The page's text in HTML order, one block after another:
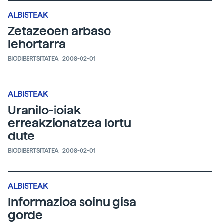
ALBISTEAK
Zetazeoen arbaso
lehortarra
BIODIBERTSITATEA 2008-02-01
ALBISTEAK
Uranilo-ioiak
erreakzionatzea lortu
dute
BIODIBERTSITATEA 2008-02-01
ALBISTEAK
Informazioa soinu gisa
gorde